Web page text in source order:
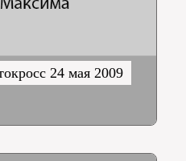
24 мая 2009